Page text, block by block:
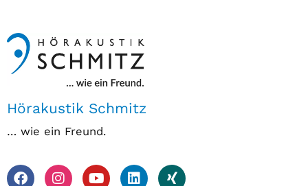
Hörakustik Schmitz
… wie ein Freund.